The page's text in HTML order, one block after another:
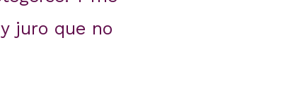
juro que no